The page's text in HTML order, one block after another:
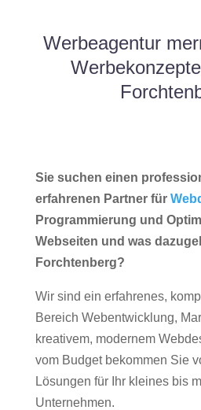
Werbeagentur
Sie suchen einen
erfahrenen Partner für
Programmierung und
Webseiten und was
Forchtenberg?
Wir sind ein erfahrenes,
Bereich Webentwicklung,
kreativem, modernem
vom Budget bekommen Sie
Lösungen für Ihr kleines bis
Unternehmen.